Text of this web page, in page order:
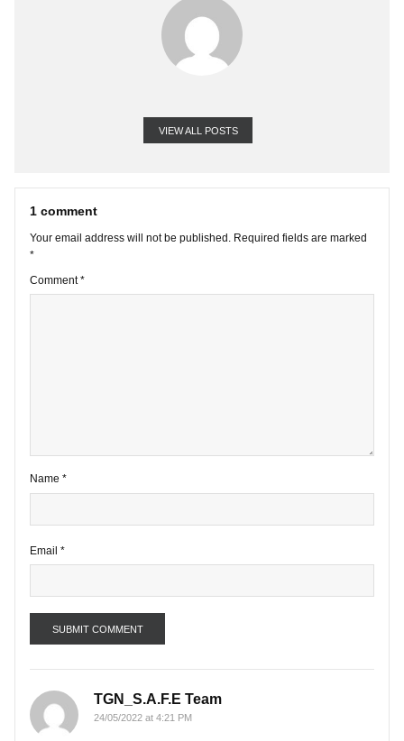
checklist 5 yếu tố để xác định một thị trường bong bóng?
Comment*
Name*